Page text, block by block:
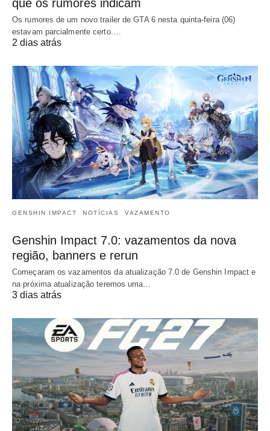
que os rumores indicam
Os rumores de um novo trailer de GTA 6 nesta quinta-feira (06)
estavam parcialmente certo.…
2 dias atrás
GENSHIN IMPACT NOTÍCIAS VAZAMENTO
Genshin Impact 7.0: vazamentos da nova
região, banners e rerun
Começaram os vazamentos da atualização 7.0 de Genshin Impact e
na próxima atualização teremos uma…
3 dias atrás